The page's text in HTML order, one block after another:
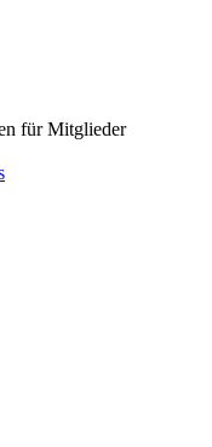
für Mitglieder